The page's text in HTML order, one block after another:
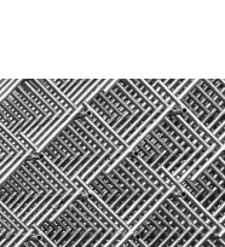
MINERALES FERROSOS